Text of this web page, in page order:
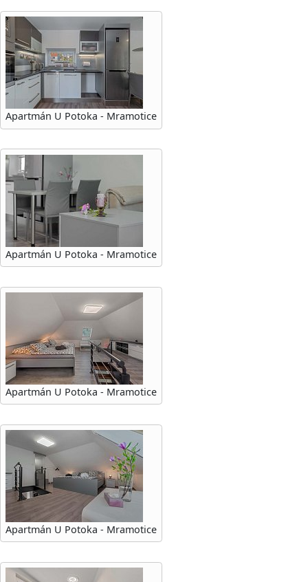
Apartmán U Potoka - Mramotice
Apartmán U Potoka - Mramotice
Apartmán U Potoka - Mramotice
Apartmán U Potoka - Mramotice